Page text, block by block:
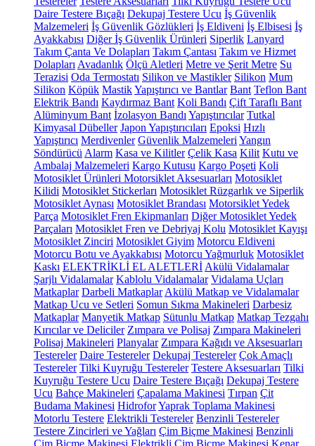
Daire Testere Bıçağı Dekupaj Testere Ucu İş Güvenlik
Malzemeleri İş Güvenlik Gözlükleri İş Eldiveni İş Elbisesi İş
Ayakkabısı Diğer İş Güvenlik Ürünleri Siperlik Lanyard
Takım Çanta Ve Dolapları Takım Çantası Takım ve Hizmet
Dolapları Avadanlık Ölçü Aletleri Metre ve Şerit Metre Su
Terazisi Oda Termostatı Silikon ve Mastikler Silikon Mum
Silikon Köpük MastikYapıştırıcı ve Bantlar Bant Teflon Bant
Elektrik Bandı Kaydırmaz Bant Koli Bandı Çift Taraflı Bant
Alüminyum Bant İzolasyon Bandı Yapıştırıcılar Tutkal
Kimyasal Dübeller Japon Yapıştırıcıları Epoksi Hızlı
Yapıştırıcı Merdivenler Güvenlik Malzemeleri Yangın
Söndürücü Alarm Kasa ve Kilitler Çelik Kasa Kilit Kutu ve
Ambalaj Malzemeleri Kargo Kutusu Kargo Poşeti Koli
Motosiklet Ürünleri Motorsiklet Aksesuarları Motosiklet
Kilidi Motosiklet Stickerları Motosiklet Rüzgarlık ve Siperlik
Motosiklet Aynası Motosiklet Brandası Motorsiklet Yedek
Parça Motosiklet Fren Ekipmanları Diğer Motosiklet Yedek
Parçaları Motosiklet Fren ve Debriyaj Kolu Motosiklet Kayışı
Motosiklet Zinciri Motosiklet Giyim Motorcu Eldiveni
Motorcu Botu ve Ayakkabısı Motorcu Yağmurluk Motosiklet
Kaskı ELEKTRİKLİ EL ALETLERİ Akülü Vidalamalar
Şarjlı Vidalamalar Kablolu Vidalamalar Vidalama Uçları
Matkaplar Darbeli Matkaplar Akülü Matkap ve Vidalamalar
Matkap Ucu ve Setleri Somun Sıkma Makineleri Darbesiz
Matkaplar Manyetik Matkap Sütunlu Matkap Matkap Tezgahı
Kırıcılar ve Deliciler Zımpara ve Polisaj Zımpara Makineleri
Polisaj Makineleri Planyalar Zımpara Kağıdı ve Aksesuarları
Testereler Daire Testereler Dekupaj Testereler Çok Amaçlı
Testereler Tilki Kuyruğu Testereler Testere Aksesuarları Tilki
Kuyruğu Testere Ucu Daire Testere Bıçağı Dekupaj Testere
Ucu Bahçe Makineleri Çapalama Makinesi Tırpan Çit
Budama Makinesi HidroforYaprak Toplama Makinesi
Motorlu Testere Elektrikli Testereler Benzinli Testereler
Testere Zincirleri ve Yağları Çim Biçme Makinesi Benzinli
Çim Biçme Makinesi Elektrikli Çim Biçme Makinesi Kenar